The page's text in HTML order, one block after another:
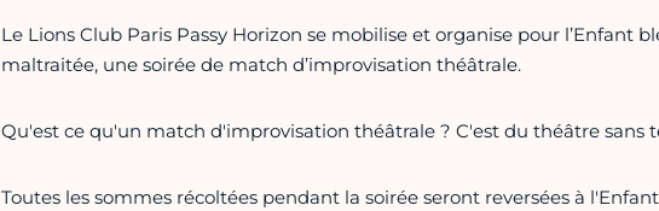
Le Lions Club Paris Passy Horizon se mobilise et organise pour l’Enfant
maltraitée, une soirée de match d’improvisation théâtrale.
Qu'est ce qu'un match d'improvisation théâtrale ? C'est du théâtre sans
Toutes les sommes récoltées pendant la soirée seront reversées à